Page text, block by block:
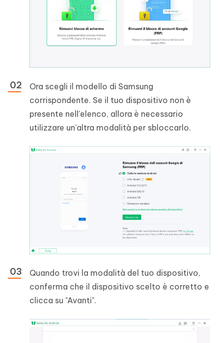
Ora scegli il modello di Samsung
corrispondente. Se il tuo dispositivo non è
presente nell'elenco, allora è necessario
utilizzare un'altra modalità per sbloccarlo.
Quando trovi la modalità del tuo dispositivo,
conferma che il dispositivo scelto è corretto e
clicca su "Avanti".